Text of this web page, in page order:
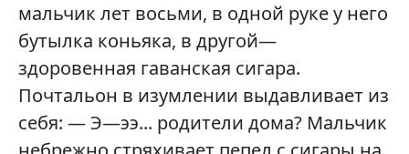
мальчик лет восьми, в одной руке у него
бутылка коньяка, в другой—
здоровенная гаванская сигара.
Почтальон в изумлении выдавливает из
себя: — Э—ээ... родители дома? Мальчик